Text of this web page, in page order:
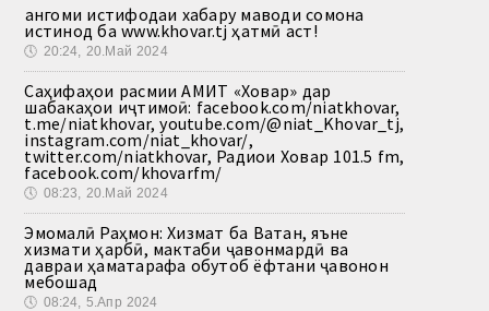
Ҳангоми истифодаи хабару маводи сомона
истинод ба www.khovar.tj ҳатмӣ аст!
🕔 20:24, 20.Май 2024
Саҳифаҳои расмии АМИТ «Ховар» дар
шабакаҳои иҷтимоӣ: facebook.com/niatkhovar,
t.me/niatkhovar, youtube.com/@niat_Khovar_tj,
instagram.com/niat_khovar/,
twitter.com/niatkhovar, Радиои Ховар 101.5 fm,
facebook.com/khovarfm/
🕔 08:23, 20.Май 2024
Эмомалӣ Раҳмон: Хизмат ба Ватан, яъне
хизмати ҳарбӣ, мактаби ҷавонмардӣ ва
давраи ҳаматарафа обутоб ёфтани ҷавонон
мебошад
🕔 08:24, 5.Апр 2024